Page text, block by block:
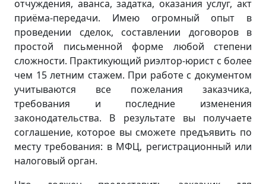
отчуждения, аванса, задатка, оказания услуг, акт
приёма-передачи. Имею огромный опыт в
проведении сделок, составлении договоров в
простой письменной форме любой степени
сложности. Практикующий риэлтор-юрист с более
чем 15 летним стажем. При работе с документом
учитываются все пожелания заказчика,
требования и последние изменения
законодательства. В результате вы получаете
соглашение, которое вы сможете предъявить по
месту требования: в МФЦ, регистрационный или
налоговый орган.